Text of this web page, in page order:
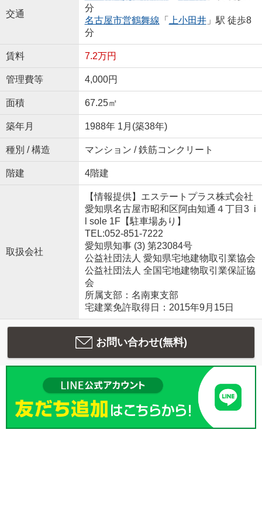
交通
分
名古屋市営鶴舞線 「 上小田井」駅 徒歩8
分
賃料 7.2万円
管理費等 4,000円
面積 67.25㎡
築年月 1988年 1月(築38年)
種別 / 構造 マンション / 鉄筋コンクリート
階建 4階建
取扱会社
【情報提供】エステートプラス株式会社
愛知県名古屋市昭和区阿由知通４丁目3 i
l sole 1F【駐車場あり】
TEL:052-851-7222
愛知県知事 (3) 第23084号
公益社団法人 愛知県宅地建物取引業協会
公益社団法人 全国宅地建物取引業保証協
会
所属支部：名南東支部
宅建業免許取得日：2015年9月15日
お問い合わせ(無料)